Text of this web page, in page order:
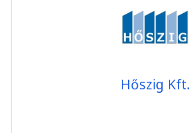
Hőszig Kft.